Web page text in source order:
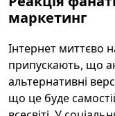
маркетинг
Інтернет миттєво
припускають, що
альтернативні
що це буде